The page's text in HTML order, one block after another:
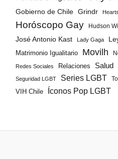
Gobierno de Chile Grindr
Horóscopo Gay Hudson
José Antonio Kast Lady Gaga
Matrimonio Igualitario Movilh
Redes Sociales Relaciones Salud
Seguridad LGBT Series LGBT
VIH Chile
Íconos Pop LGBT